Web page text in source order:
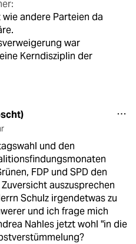
andere Parteien da
war
Kerndisziplin der
und den
FDP und SPD den
auszusprechen
Schulz irgendetwas zu
und ich frage mich
Nahles jetzt wohl "in die